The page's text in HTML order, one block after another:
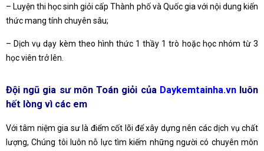
– Luyện thi học sinh giỏi cấp Thành phố và Quốc gia với nội dung kiến
thức mang tính chuyên sâu;
– Dịch vụ dạy kèm theo hình thức 1 thầy 1 trò hoặc học nhóm từ 3
học viên trở lên.
Đội ngũ gia sư môn Toán giỏi của Daykemtainha.vnluôn
hết lòng vì các em
Với tâm niệm gia sư là điểm cốt lõi để xây dựng nên các dịch vụ chất
lượng, Chúng tôi luôn nỗ lực tìm kiếm những người có chuyên môn